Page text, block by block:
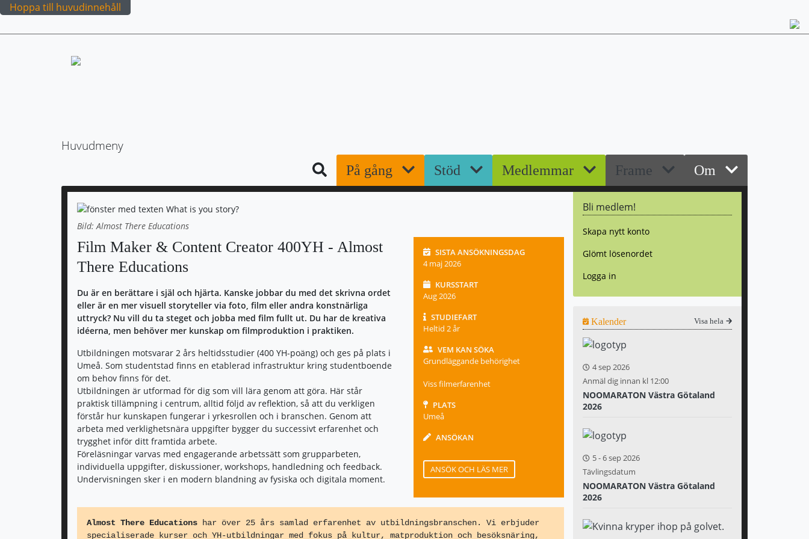
Hoppa till huvudinnehåll
Huvudmeny
SökPå gång Stöd Medlemmar Frame Om
Bild: Almost There Educations
Film Maker & Content Creator 400YH - Almost
There Educations
Du är en berättare i själ och hjärta. Kanske jobbar du med det skrivna ordet
eller är en mer visuell storyteller via foto, film eller andra konstnärliga
uttryck? Nu vill du ta steget och jobba med film fullt ut. Du har de kreativa
idéerna, men behöver mer kunskap om filmproduktion i praktiken.
Utbildningen motsvarar 2 års heltidsstudier (400 YH-poäng) och ges på plats i
Umeå. Som studentstad finns en etablerad infrastruktur kring studentboende
om behov finns för det.
Utbildningen är utformad för dig som vill lära genom att göra. Här står
praktisk tillämpning i centrum, alltid följd av reflektion, så att du verkligen
förstår hur kunskapen fungerar i yrkesrollen och i branschen. Genom att
arbeta med verklighetsnära uppgifter bygger du successivt erfarenhet och
trygghet inför ditt framtida arbete.
Föreläsningar varvas med engagerande arbetssätt som grupparbeten,
individuella uppgifter, diskussioner, workshops, handledning och feedback.
Undervisningen sker i en modern blandning av fysiska och digitala moment.
SISTA ANSÖKNINGSDAG
4 maj 2026
KURSSTART
Aug 2026
STUDIEFART
Heltid 2 år
VEM KAN SÖKA
Grundläggande behörighet
Viss filmerfarenhet
PLATS
Umeå
ANSÖKAN
ANSÖK OCH LÄS MER
Almost There Educations har över 25 års samlad erfarenhet av utbildningsbranschen. Vi erbjuder
specialiserade kurser och YH-utbildningar med fokus på kultur, matproduktion och besöksnäring,
Bli medlem!
Skapa nytt konto
Glömt lösenordet
Logga in
Kalender Visa hela
4 sep 2026
Anmäl dig innan kl 12:00
NOOMARATON Västra Götaland
2026
5-6 sep 2026
Tävlingsdatum
NOOMARATON Västra Götaland
2026